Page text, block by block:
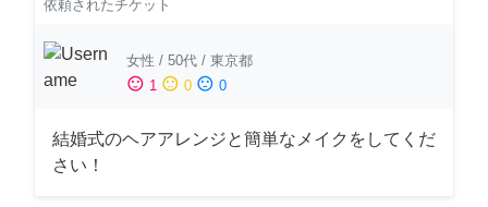
依頼されたチケット
女性 / 50代 / 東京都
sentiment_satisfied 1 sentiment_neutral 0 sentiment_dissatisfied 0
結婚式のヘアアレンジと簡単なメイクをしてくだ
さい！